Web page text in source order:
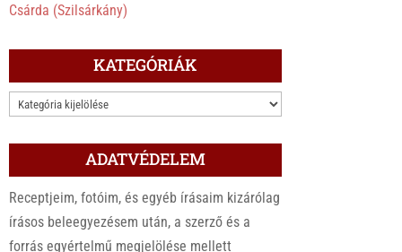
Csárda (Szilsárkány)
KATEGÓRIÁK
KATEGÓRIÁK
ADATVÉDELEM
Receptjeim, fotóim, és egyéb írásaim kizárólag
írásos beleegyezésem után, a szerző és a
forrás egyértelmű megjelölése mellett